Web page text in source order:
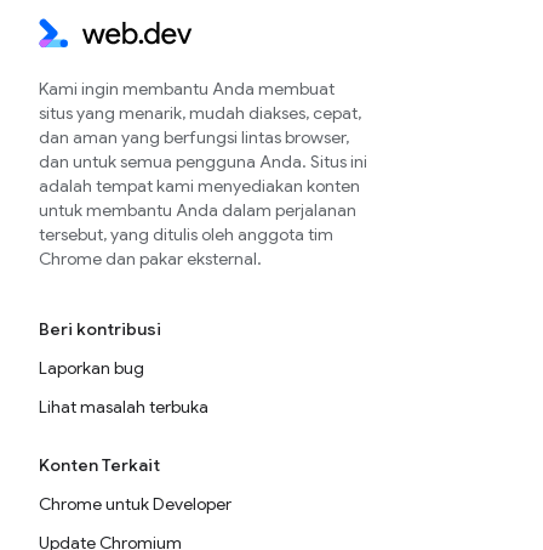
Kami ingin membantu Anda membuat
situs yang menarik, mudah diakses, cepat,
dan aman yang berfungsi lintas browser,
dan untuk semua pengguna Anda. Situs ini
adalah tempat kami menyediakan konten
untuk membantu Anda dalam perjalanan
tersebut, yang ditulis oleh anggota tim
Chrome dan pakar eksternal.
Beri kontribusi
Laporkan bug
Lihat masalah terbuka
Konten Terkait
Chrome untuk Developer
Update Chromium